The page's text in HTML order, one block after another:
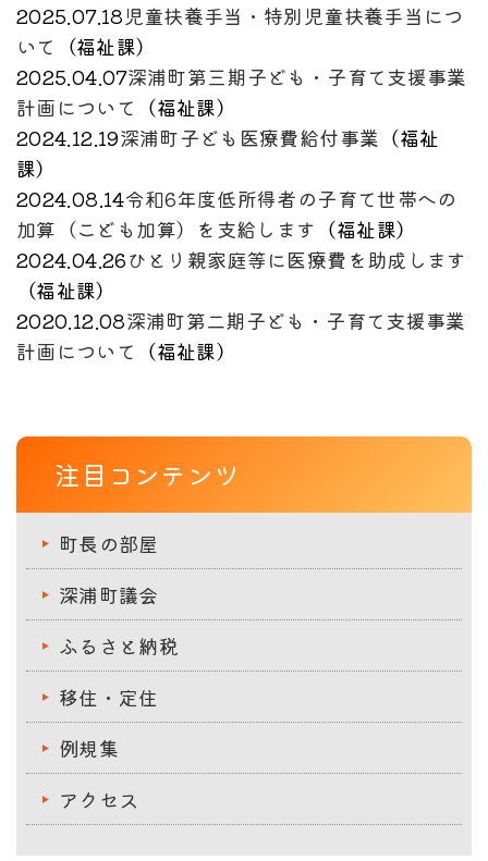
2025.07.18児童扶養手当・特別児童扶養手当につ
いて
（福祉課）
2025.04.07深浦町第三期子ども・子育て支援事業
計画について （福祉課）
2024.12.19深浦町子ども医療費給付事業 （福祉
課）
2024.08.14令和6年度低所得者の子育て世帯への
加算（こども加算）を支給します （福祉課）
2024.04.26ひとり親家庭等に医療費を助成します
（福祉課）
2020.12.08深浦町第二期子ども・子育て支援事業
計画について （福祉課）
注目コンテンツ
町長の部屋
深浦町議会
ふるさと納税
移住・定住
例規集
アクセス